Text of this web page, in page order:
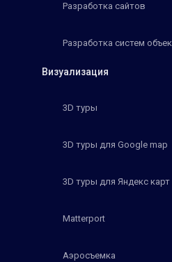
Разработка сайтов
Разработка систем
Визуализация
3D туры
3D туры для Google map
3D туры для Яндекс карт
Matterport
Аэросъемка